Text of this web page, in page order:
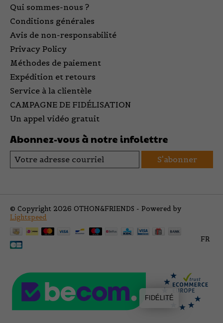
Qui sommes-nous ?
Conditions générales
Avis de non-responsabilité
Privacy Policy
Méthodes de paiement
Expédition et retours
Service à la clientèle
CAMPAGNE DE FIDÉLISATION
Un appel vidéo gratuit
Abonnez-vous à notre infolettre
S'abonner
© Copyright 2026 OTHON&FRIENDS - Powered by
Lightspeed
FR
FIDÉLITÉ